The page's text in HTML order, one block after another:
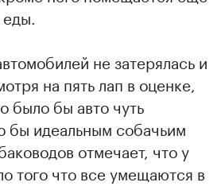
не затерялась и
на пять лап в оценке,
было бы авто чуть
бы идеальным собачьим
отмечает, что у
того что все умещаются в